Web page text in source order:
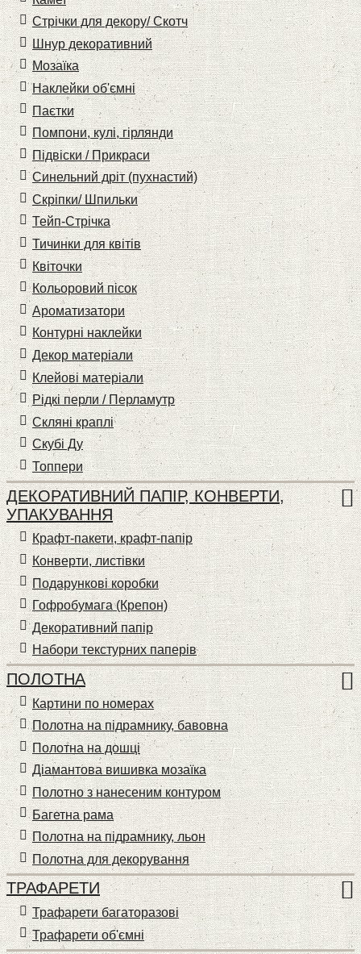
Стрічки для декору/ Скотч
Шнур декоративний
Мозаїка
Наклейки об'ємні
Паєтки
Помпони, кулі, гірлянди
Підвіски / Прикраси
Синельний дріт (пухнастий)
Скріпки/ Шпильки
Тейп-Стрічка
Тичинки для квітів
Квіточки
Кольоровий пісок
Ароматизатори
Контурні наклейки
Декор матеріали
Клейові матеріали
Рідкі перли / Перламутр
Скляні краплі
Скубі Ду
Топпери
ДЕКОРАТИВНИЙ ПАПІР, КОНВЕРТИ,
УПАКУВАННЯ
Крафт-пакети, крафт-папір
Конверти, листівки
Подарункові коробки
Гофробумага (Крепон)
Декоративний папір
Набори текстурних паперів
ПОЛОТНА
Картини по номерах
Полотна на підрамнику, бавовна
Полотна на дошці
Діамантова вишивка мозаїка
Полотно з нанесеним контуром
Багетна рама
Полотна на підрамнику, льон
Полотна для декорування
ТРАФАРЕТИ
Трафарети багаторазові
Трафарети об'ємні